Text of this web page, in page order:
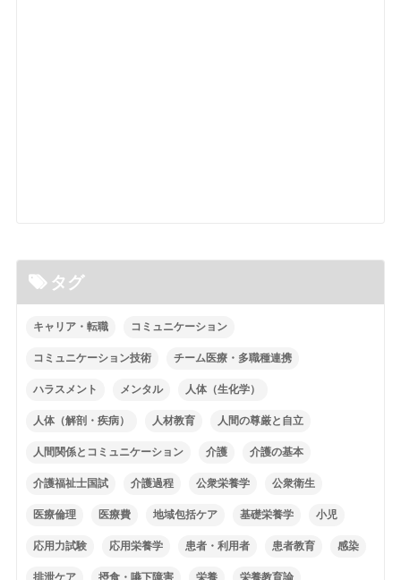
タグ
キャリア・転職 コミュニケーション
コミュニケーション技術 チーム医療・多職種連携
ハラスメント メンタル 人体（生化学）
人体（解剖・疾病） 人材教育 人間の尊厳と自立
人間関係とコミュニケーション 介護 介護の基本
介護福祉士国試 介護過程 公衆栄養学 公衆衛生
医療倫理 医療費 地域包括ケア 基礎栄養学 小児
応用力試験 応用栄養学 患者・利用者 患者教育 感染
排泄ケア 摂食・嚥下障害 栄養 栄養教育論